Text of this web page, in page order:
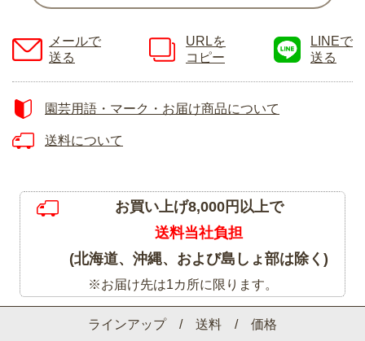
ラインアップ / 送料 / 価格
メールで
送る
URLを
コピー
LINEで
送る
園芸用語・マーク・お届け商品について
送料について
お買い上げ8,000円以上で
送料当社負担
(北海道、沖縄、および島しょ部は除く)
※お届け先は1カ所に限ります。